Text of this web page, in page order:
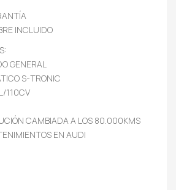
INCLUIDO
GENERAL
S-TRONIC
110CV
CAMBIADA A LOS 80.000KMS
EN AUDI